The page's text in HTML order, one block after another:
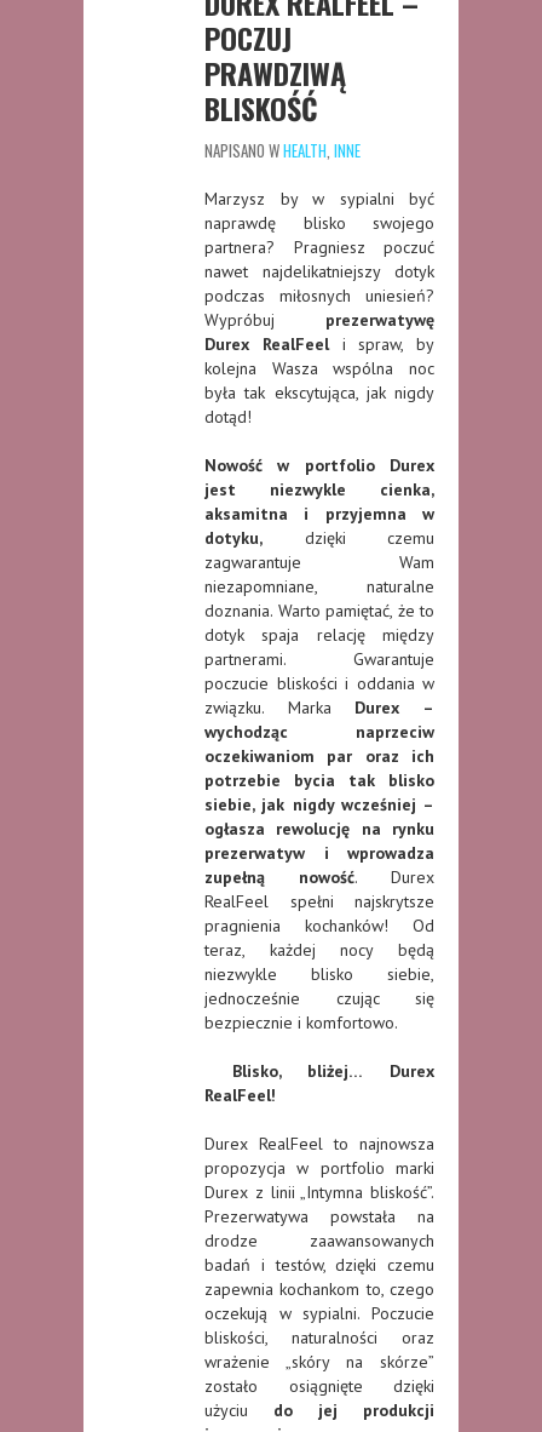
POCZUJ
PRAWDZIWĄ
BLISKOŚĆ
NAPISANO WHEALTH INNE
Marzysz by w sypialni być
naprawdę blisko swojego
partnera? Pragniesz poczuć
nawet najdelikatniejszy dotyk
podczas miłosnych uniesień?
Wypróbuj prezerwatywę
Durex RealFeeli spraw, by
kolejna Wasza wspólna noc
była tak ekscytująca, jak nigdy
dotąd!
Nowość w portfolio Durex
jest niezwykle cienka,
aksamitna i przyjemna w
dotyku, dzięki czemu
zagwarantuje Wam
niezapomniane, naturalne
doznania. Warto pamiętać, że to
dotyk spaja relację między
partnerami. Gwarantuje
poczucie bliskości i oddania w
związku. Marka Durex –
wychodząc naprzeciw
oczekiwaniom par oraz ich
potrzebie bycia tak blisko
siebie, jak nigdy wcześniej –
ogłasza rewolucję na rynku
prezerwatyw i wprowadza
zupełną nowość. Durex
RealFeel spełni najskrytsze
pragnienia kochanków! Od
teraz, każdej nocy będą
niezwykle blisko siebie,
jednocześnie czując się
bezpiecznie i komfortowo.
Blisko, bliżej… Durex
RealFeel!
Durex RealFeel to najnowsza
propozycja w portfolio marki
Durex z linii „Intymna bliskość”.
Prezerwatywa powstała na
drodze zaawansowanych
badań i testów, dzięki czemu
zapewnia kochankom to, czego
oczekują w sypialni. Poczucie
bliskości, naturalności oraz
wrażenie „skóry na skórze”
zostało osiągnięte dzięki
użyciu do jej produkcji